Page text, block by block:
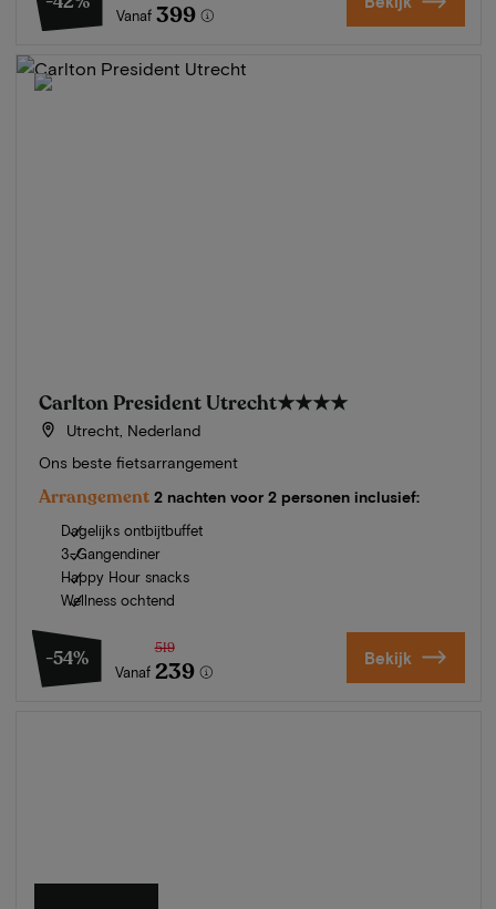
Vanaf 399
Carlton President Utrecht★★★★
Utrecht, Nederland
Ons beste fietsarrangement
Arrangement 2 nachten voor 2 personen inclusief:
Dagelijks ontbijtbuffet
3-Gangendiner
Happy Hour snacks
Wellness ochtend
-54%
Vanaf
519
239 Bekijk